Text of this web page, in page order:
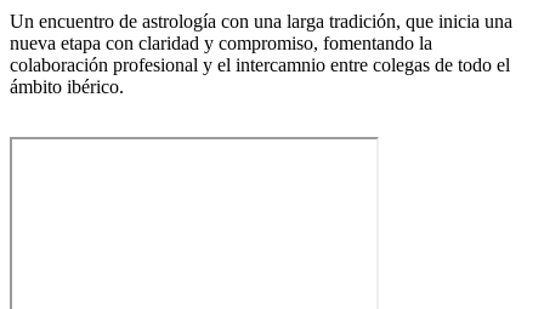
Un encuentro de astrología con una larga tradición, que inicia una
nueva etapa con claridad y compromiso, fomentando la
colaboración profesional y el intercamnio entre colegas de todo el
ámbito ibérico.